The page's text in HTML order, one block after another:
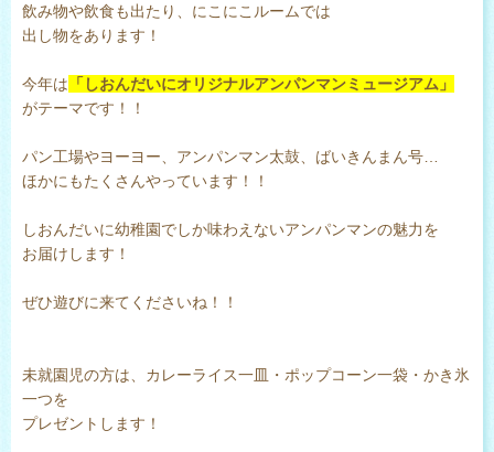
飲み物や飲食も出たり、にこにこルームでは
出し物をあります！
今年は 「しおんだいにオリジナルアンパンマンミュージアム」
がテーマです！！
パン工場やヨーヨー、アンパンマン太鼓、ばいきんまん号…
ほかにもたくさんやっています！！
しおんだいに幼稚園でしか味わえないアンパンマンの魅力を
お届けします！
ぜひ遊びに来てくださいね！！
未就園児の方は、カレーライス一皿・ポップコーン一袋・かき氷
一つを
プレゼントします！